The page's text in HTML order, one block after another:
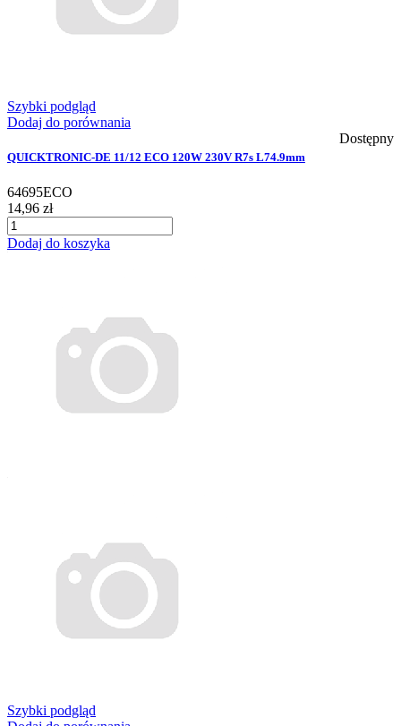
Szybki podgląd
Dodaj do porównania
Dostępny
QUICKTRONIC-DE 11/12 ECO 120W 230V R7s L74.9mm
64695ECO
14,96 zł
Dodaj do koszyka
Szybki podgląd